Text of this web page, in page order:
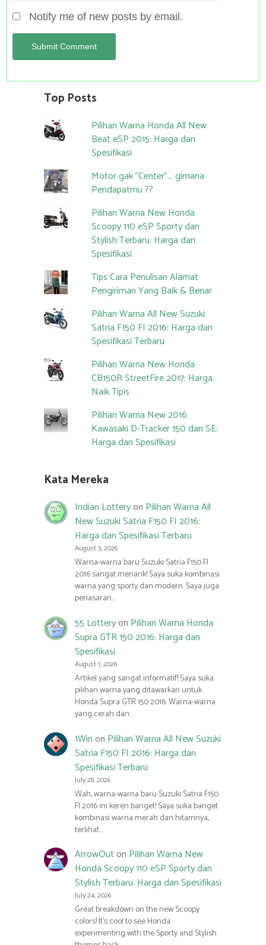
Notify me of new posts by email.
Top Posts
Pilihan Warna Honda All New
Beat eSP 2015: Harga dan
Spesifikasi
Motor gak "Center"... gimana
Pendapatmu ??
Pilihan Warna New Honda
Scoopy 110 eSP Sporty dan
Stylish Terbaru: Harga dan
Spesifikasi
Tips Cara Penulisan Alamat
Pengiriman Yang Baik & Benar
Pilihan Warna All New Suzuki
Satria F150 FI 2016: Harga dan
Spesifikasi Terbaru
Pilihan Warna New Honda
CB150R StreetFire 2017: Harga
Naik Tipis
Pilihan Warna New 2016
Kawasaki D-Tracker 150 dan SE:
Harga dan Spesifikasi
Kata Mereka
Indian Lotteryon Pilihan Warna All
New Suzuki Satria F150 FI 2016:
Harga dan Spesifikasi Terbaru
August 3, 2026
Warna-warna baru Suzuki Satria F150 FI
2016 sangat menarik! Saya suka kombinasi
warna yang sporty dan modern. Saya juga
penasaran…
55 Lotteryon Pilihan Warna Honda
Supra GTR 150 2016: Harga dan
Spesifikasi
August 1, 2026
Artikel yang sangat informatif! Saya suka
pilihan warna yang ditawarkan untuk
Honda Supra GTR 150 2016. Warna-warna
yang cerah dan…
1Winon Pilihan Warna All New Suzuki
Satria F150 FI 2016: Harga dan
Spesifikasi Terbaru
July 28, 2026
Wah, warna-warna baru Suzuki Satria F150
FI 2016 ini keren banget! Saya suka banget
kombinasi warna merah dan hitamnya,
terlihat…
ArrowOuton Pilihan Warna New
Honda Scoopy 110 eSP Sporty dan
Stylish Terbaru: Harga dan Spesifikasi
July 24, 2026
Great breakdown on the new Scoopy
colors! It’s cool to see Honda
experimenting with the Sporty and Stylish